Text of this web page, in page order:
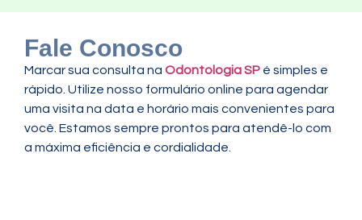
Fale Conosco
Marcar sua consulta na Odontologia SP é simples e
rápido. Utilize nosso formulário online para agendar
uma visita na data e horário mais convenientes para
você. Estamos sempre prontos para atendê-lo com
a máxima eficiência e cordialidade.